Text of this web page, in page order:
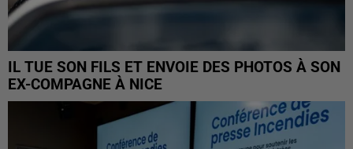
IL TUE SON FILS ET ENVOIE DES PHOTOS À SON
EX-COMPAGNE À NICE